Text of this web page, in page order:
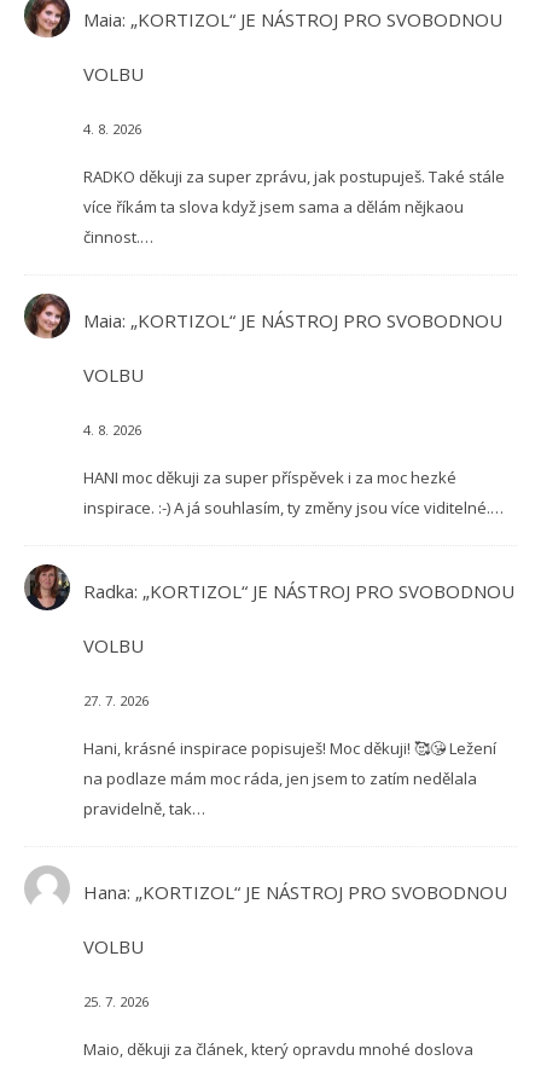
Maia: „KORTIZOL“ JE NÁSTROJ PRO SVOBODNOU
VOLBU
4. 8. 2026
RADKO děkuji za super zprávu, jak postupuješ. Také stále
více říkám ta slova když jsem sama a dělám nějkaou
činnost.…
Maia: „KORTIZOL“ JE NÁSTROJ PRO SVOBODNOU
VOLBU
4. 8. 2026
HANI moc děkuji za super příspěvek i za moc hezké
inspirace. :-) A já souhlasím, ty změny jsou více viditelné.…
Radka: „KORTIZOL“ JE NÁSTROJ PRO SVOBODNOU
VOLBU
27. 7. 2026
Hani, krásné inspirace popisuješ! Moc děkuji! 🥰😘 Ležení
na podlaze mám moc ráda, jen jsem to zatím nedělala
pravidelně, tak…
Hana: „KORTIZOL“ JE NÁSTROJ PRO SVOBODNOU
VOLBU
25. 7. 2026
Maio, děkuji za článek, který opravdu mnohé doslova